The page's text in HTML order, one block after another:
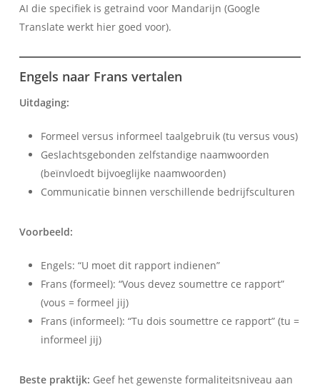
AI die specifiek is getraind voor Mandarijn (Google
Translate werkt hier goed voor).
Engels naar Frans vertalen
Uitdaging:
Formeel versus informeel taalgebruik (tu versus vous)
Geslachtsgebonden zelfstandige naamwoorden
(beïnvloedt bijvoeglijke naamwoorden)
Communicatie binnen verschillende bedrijfsculturen
Voorbeeld:
Engels: “U moet dit rapport indienen”
Frans (formeel): “Vous devez soumettre ce rapport”
(vous = formeel jij)
Frans (informeel): “Tu dois soumettre ce rapport” (tu =
informeel jij)
Beste praktijk: Geef het gewenste formaliteitsniveau aan